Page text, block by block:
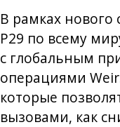
В рамках нового
P29 по всему
с глобальным
операциями
которые
вызовами, как